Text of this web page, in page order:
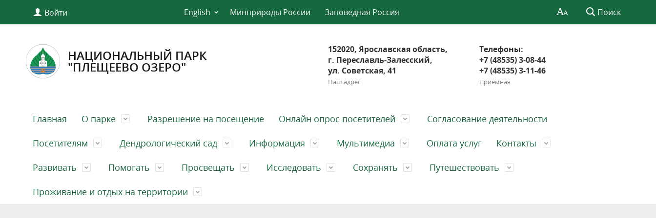
Войти English Минприроды России Заповедная Россия Поиск
НАЦИОНАЛЬНЫЙ ПАРК
"ПЛЕЩЕЕВО ОЗЕРО"
152020, Ярославская область,
г. Переславль-Залесский,
ул. Советская, 41
Наш адрес
Телефоны:
+7 (48535) 3-08-44
+7 (48535) 3-11-46
Приемная
Главная О парке Разрешение на посещение Онлайн опрос посетителей Согласование деятельности
Посетителям Дендрологический сад Информация Мультимедиа Оплата услуг Контакты
Развивать Помогать Просвещать Исследовать Сохранять Путешествовать
Проживание и отдых на территории